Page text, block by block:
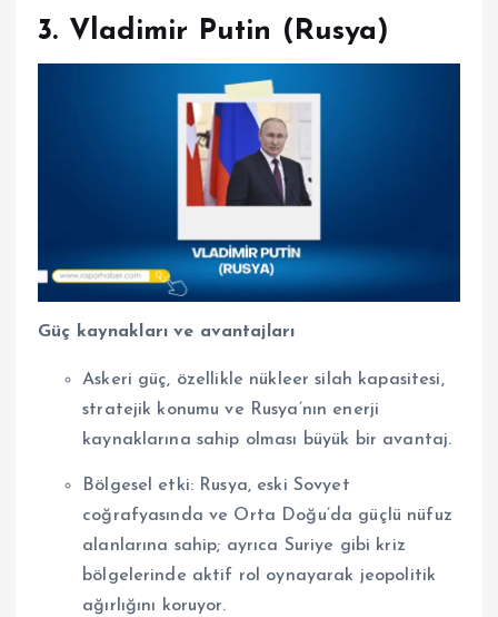
3. Vladimir Putin (Rusya)
Güç kaynakları ve avantajları
Askeri güç, özellikle nükleer silah kapasitesi,
stratejik konumu ve Rusya’nın enerji
kaynaklarına sahip olması büyük bir avantaj.
Bölgesel etki: Rusya, eski Sovyet
coğrafyasında ve Orta Doğu’da güçlü nüfuz
alanlarına sahip; ayrıca Suriye gibi kriz
bölgelerinde aktif rol oynayarak jeopolitik
ağırlığını koruyor.